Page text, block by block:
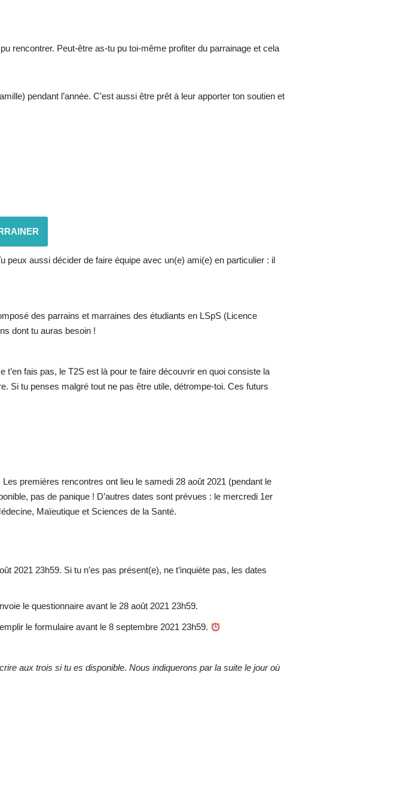
rencontrer. Peut-être as-tu pu toi-même profiter du parrainage et cela
pendant l’année. C’est aussi être prêt à leur apporter ton soutien et
aussi décider de faire équipe avec un(e) ami(e) en particulier : il
des parrains et marraines des étudiants en LSpS (Licence
dont tu auras besoin !
fais pas, le T2S est là pour te faire découvrir en quoi consiste la
Si tu penses malgré tout ne pas être utile, détrompe-toi. Ces futurs
premières rencontres ont lieu le samedi 28 août 2021 (pendant le
pas de panique ! D’autres dates sont prévues : le mercredi 1er
Maïeutique et Sciences de la Santé.
2021 23h59. Si tu n’es pas présent(e), ne t’inquiète pas, les dates
le questionnaire avant le 28 août 2021 23h59.
le formulaire avant le 8 septembre 2021 23h59.
aux trois si tu es disponible. Nous indiquerons par la suite le jour où